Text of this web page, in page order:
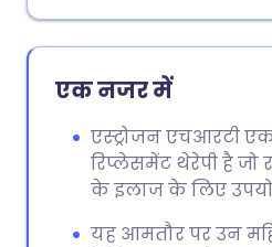
करें
लिंक कॉपी करें
एक नजर में
एस्ट्रोजन एचआरटी एक
रिप्लेसमेंट थेरेपी है जो
के इलाज के लिए
यह आमतौर पर उन